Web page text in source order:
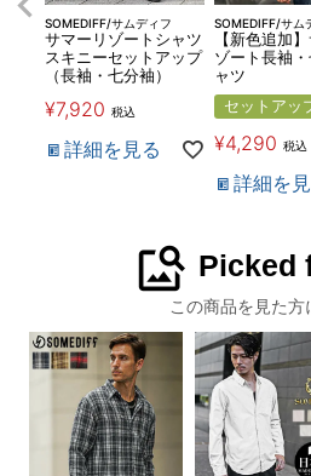
SOMEDIFF/サムディフ
サマーリゾートシャツ
スキニーセットアップ
（長袖・七分袖）
¥7,920 税込
詳細を見る
SOMEDIFF/サム
【新色追加
ゾート長袖
ャツ
セットアッ
¥4,290 税込
詳細を
image_search Picked
この商品を見た方